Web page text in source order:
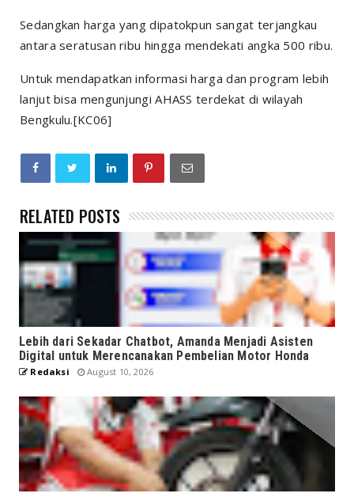
Sedangkan harga yang dipatokpun sangat terjangkau
antara seratusan ribu hingga mendekati angka 500 ribu.
Untuk mendapatkan informasi harga dan program lebih
lanjut bisa mengunjungi AHASS terdekat di wilayah
Bengkulu.[KC06]
RELATED POSTS
Lebih dari Sekadar Chatbot, Amanda Menjadi Asisten
Digital untuk Merencanakan Pembelian Motor Honda
Redaksi August 10, 2026